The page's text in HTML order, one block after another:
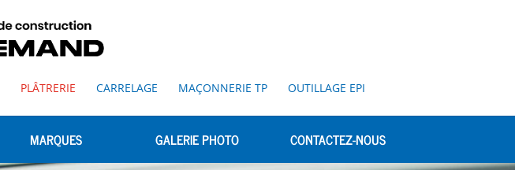
PLÂTRERIE CARRELAGE MAÇONNERIE TP OUTILLAGE EPI
MARQUES GALERIE PHOTO CONTACTEZ-NOUS